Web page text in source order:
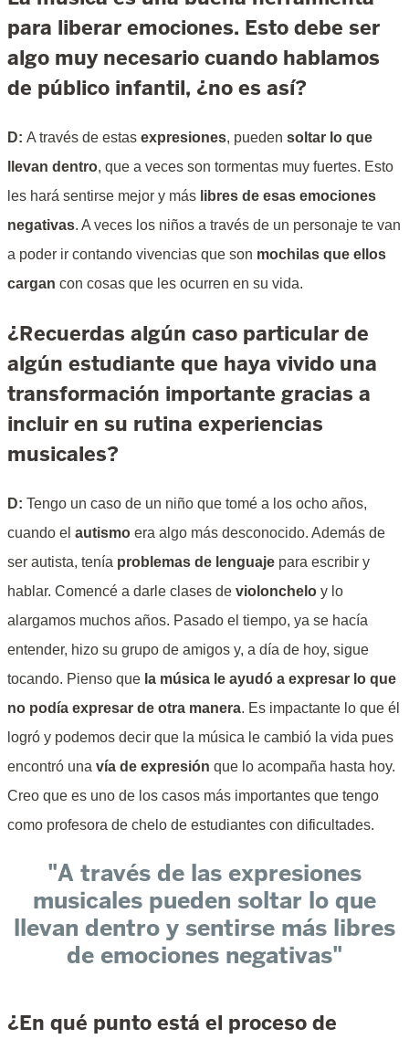
para liberar emociones. Esto debe ser
algo muy necesario cuando hablamos
de público infantil, ¿no es así?
D: A través de estas expresiones, pueden soltar lo que
llevan dentro, que a veces son tormentas muy fuertes. Esto
les hará sentirse mejor y más libres de esas emociones
negativas. A veces los niños a través de un personaje te van
a poder ir contando vivencias que son mochilas que ellos
cargan con cosas que les ocurren en su vida.
¿Recuerdas algún caso particular de
algún estudiante que haya vivido una
transformación importante gracias a
incluir en su rutina experiencias
musicales?
D: Tengo un caso de un niño que tomé a los ocho años,
cuando el autismo era algo más desconocido. Además de
ser autista, tenía problemas de lenguaje para escribir y
hablar. Comencé a darle clases de violonchelo y lo
alargamos muchos años. Pasado el tiempo, ya se hacía
entender, hizo su grupo de amigos y, a día de hoy, sigue
tocando. Pienso que la música le ayudó a expresar lo que
no podía expresar de otra manera. Es impactante lo que él
logró y podemos decir que la música le cambió la vida pues
encontró una vía de expresión que lo acompaña hasta hoy.
Creo que es uno de los casos más importantes que tengo
como profesora de chelo de estudiantes con dificultades.
"A través de las expresiones
musicales pueden soltar lo que
llevan dentro y sentirse más libres
de emociones negativas"
¿En qué punto está el proceso de